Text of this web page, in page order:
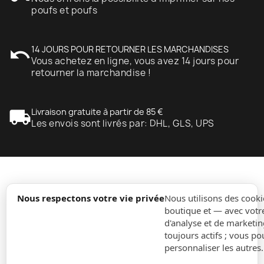
Nous respectons votre vie privéeNous utilisons des
boutique et — avec
d'analyse et de
toujours actifs ; vous
personnaliser les
poufs et poufs
undo14 JOURS POUR RETOURNER LES MARCHANDISES
Vous achetez en ligne, vous avez 14 jours pour
retourner la marchandise !
local_shippingLivraison gratuite à partir de 85 €
Les envois sont livrés par: DHL, GLS, UPS
expand_more